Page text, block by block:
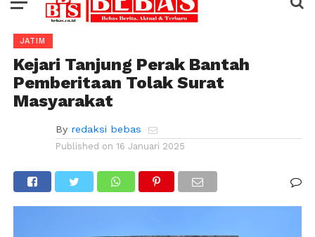
JATIM
Kejari Tanjung Perak Bantah
Pemberitaan Tolak Surat
Masyarakat
By redaksi bebas
Published on 16 Januari 2025